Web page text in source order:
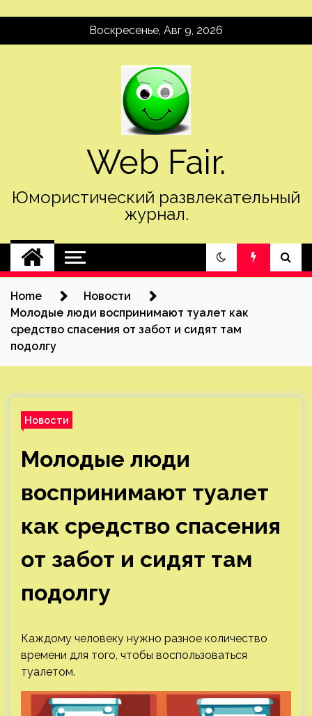
Воскресенье, Авг 9, 2026
Web Fair.
Юмористический развлекательный
журнал.
Home
Новости
Молодые люди воспринимают туалет как
средство спасения от забот и сидят там
подолгу
Новости
Молодые люди
воспринимают туалет
как средство спасения
от забот и сидят там
подолгу
Каждому человеку нужно разное количество
времени для того, чтобы воспользоваться
туалетом.